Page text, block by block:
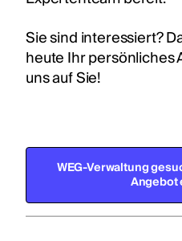
Sie sind interessiert?
heute Ihr persönliches
uns auf Sie!
WEG-Verwaltung
Angebot